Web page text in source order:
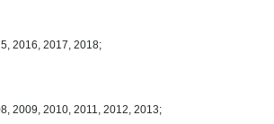
2016, 2017, 2018;
2009, 2010, 2011, 2012, 2013;